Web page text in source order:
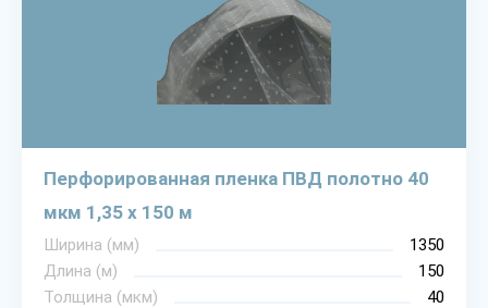
Перфорированная пленка ПВД полотно 40
мкм 1,35 х 150 м
Ширина (мм)
1350
Длина (м)
150
Толщина (мкм)
40